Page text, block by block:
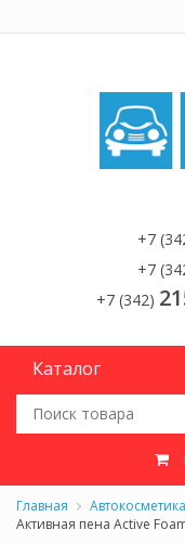
+7
+7
+7 (342)
Каталог
Главная
Активная пена Active